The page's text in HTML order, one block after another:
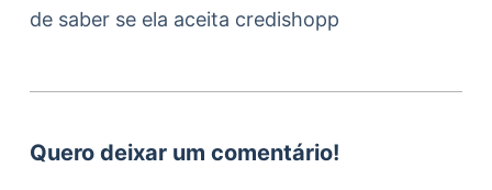
de saber se ela aceita credishopp
Quero deixar um comentário!